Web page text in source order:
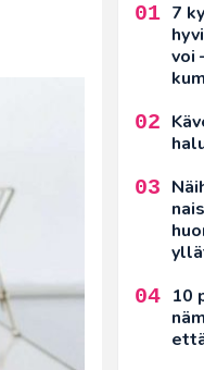
7
voi
10